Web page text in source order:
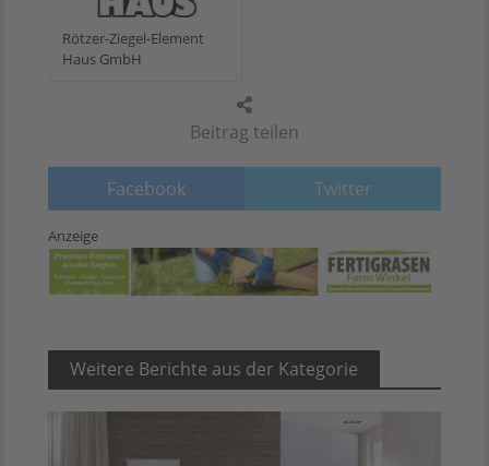
Beitrag teilen
Facebook Twitter
Rötzer-Ziegel-Element
Haus GmbH
Anzeige
Weitere Berichte aus der Kategorie